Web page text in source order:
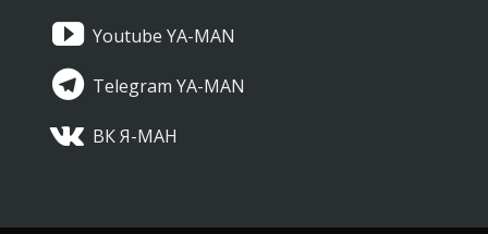
Youtube YA-MAN
Telegram YA-MAN
ВК Я-МАН